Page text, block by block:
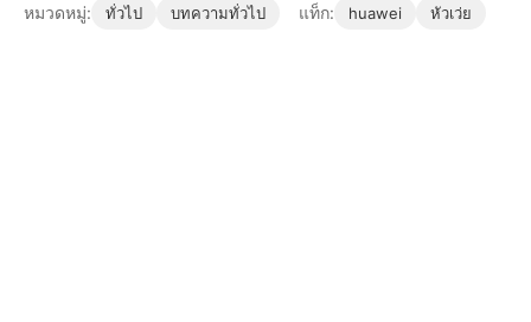
หมวดหมู่: ทั่วไป บทความทั่วไป แท็ก: huawei หัวเว่ย